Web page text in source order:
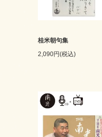
桂米朝句集
2,090円(税込)